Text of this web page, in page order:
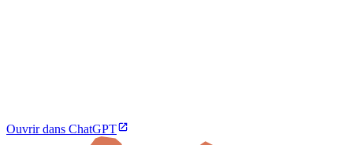
Ouvrir dans ChatGPT